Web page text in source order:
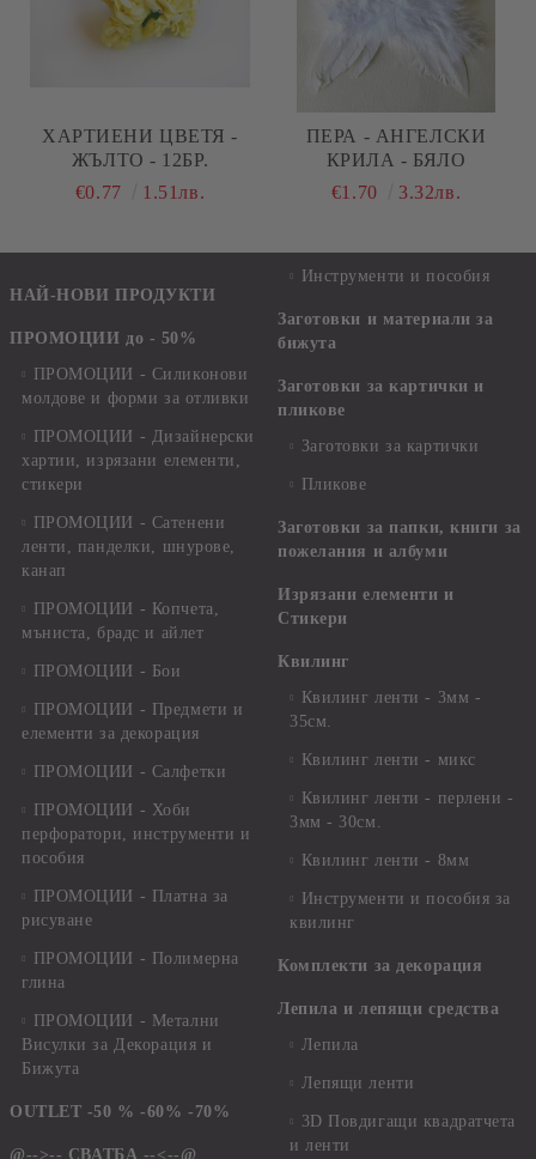
ХАРТИЕНИ ЦВЕТЯ -
ЖЪЛТО - 12БР.
€0.77
1.51лв.
ПЕРА - АНГЕЛСКИ
КРИЛА - БЯЛО
€1.70
3.32лв.
НАЙ-НОВИ ПРОДУКТИ
ПРОМОЦИИ до - 50%
ПРОМОЦИИ - Силиконови
молдове и форми за отливки
ПРОМОЦИИ - Дизайнерски
хартии, изрязани елементи,
стикери
ПРОМОЦИИ - Сатенени
ленти, панделки, шнурове,
канап
ПРОМОЦИИ - Копчета,
мъниста, брадс и айлет
ПРОМОЦИИ - Бои
ПРОМОЦИИ - Предмети и
елементи за декорация
ПРОМОЦИИ - Салфетки
ПРОМОЦИИ - Хоби
перфоратори, инструменти и
пособия
ПРОМОЦИИ - Платна за
рисуване
ПРОМОЦИИ - Полимерна
глина
ПРОМОЦИИ - Метални
Висулки за Декорация и
Бижута
OUTLET -50 % -60% -70%
@-->-- СВАТБА --<--@
Инструменти и пособия
Заготовки и материали за
бижута
Заготовки за картички и
пликове
Заготовки за картички
Пликове
Заготовки за папки, книги за
пожелания и албуми
Изрязани елементи и
Стикери
Квилинг
Квилинг ленти - 3мм -
35см.
Квилинг ленти - микс
Квилинг ленти - перлени -
3мм - 30см.
Квилинг ленти - 8мм
Инструменти и пособия за
квилинг
Комплекти за декорация
Лепила и лепящи средства
Лепила
Лепящи ленти
3D Повдигащи квадратчета
и ленти